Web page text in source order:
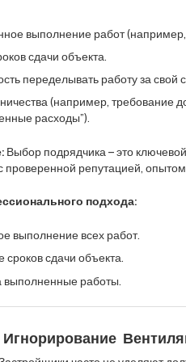
выполнение работ
сдачи объекта.
переделывать работу за свой
(например, требование
расходы”).
Выбор подрядчика – это
проверенной репутацией,
подхода:
выполнение всех работ.
сдачи объекта.
выполненные работы.